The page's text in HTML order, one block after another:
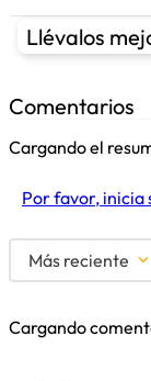
Llévalos
Comentarios
Cargando el
Por favor, inicia
Más reciente
Cargando